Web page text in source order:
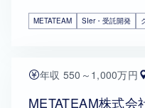
METATEAM SIer・受託開発
年収 550～1,000万円
METATEAM株式